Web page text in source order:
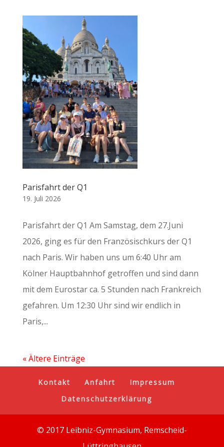
Parisfahrt der Q1
19. Juli 2026
Parisfahrt der Q1 Am Samstag, dem 27.Juni
2026, ging es für den Französischkurs der Q1
nach Paris. Wir haben uns um 6:40 Uhr am
Kölner Hauptbahnhof getroffen und sind dann
mit dem Eurostar ca. 5 Stunden nach Frankreich
gefahren. Um 12:30 Uhr sind wir endlich in
Paris,...
« Ältere Einträge
Kontakt Anfahrt
Impressum
Datenschutzerklärung
© 2017 Leibniz-Gymnasium, Remscheid-